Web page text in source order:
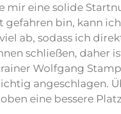
eine solide
bin, kann
ab, sodass ich
schließen, daher
Wolfgang
angeschlagen.
eine bessere